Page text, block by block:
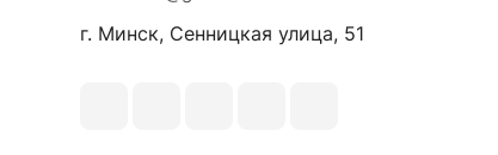
г. Минск, Сенницкая улица, 51